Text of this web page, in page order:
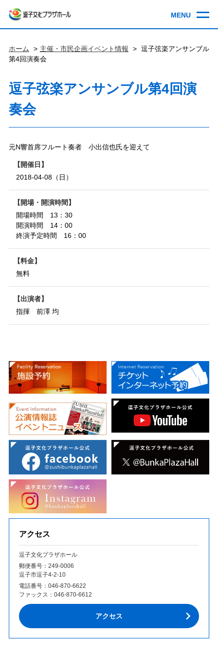
ホーム 主催・市民企画イベント情報
逗子弦楽アンサンブル
第4回演奏会
逗子弦楽アンサンブル第4回演
奏会
元N響首席フルート奏者 小出信也氏を迎えて
開催日
2018-04-08（日）
開場・開演時間
開場時間 13：30
開演時間 14：00
終演予定時間 16：00
料金
無料
出演者
指揮 前澤 均
アクセス
逗子文化プラザホール
郵便番号：249‐0006
逗子市逗子4-2-10
電話番号： 046-870-6622
ファックス： 046-870-6612
アクセス